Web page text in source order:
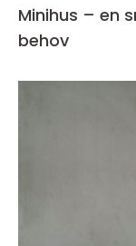
Minihus – en
behov